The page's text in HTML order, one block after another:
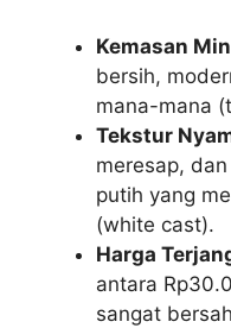
Kemasan
bersih,
mana-mana
Tekstur
meresap,
putih yang
(white cast).
Harga
antara
sangat